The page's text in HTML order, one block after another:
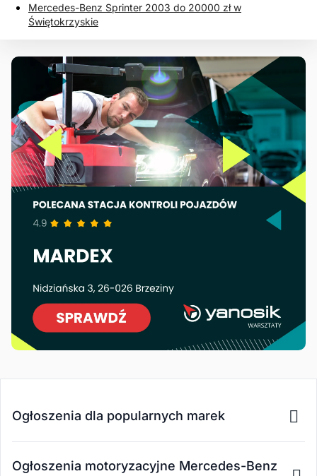
Mercedes-Benz Sprinter 2003 do 20000 zł w
Świętokrzyskie
Ogłoszenia dla popularnych marek
Ogłoszenia motoryzacyjne Mercedes-Benz